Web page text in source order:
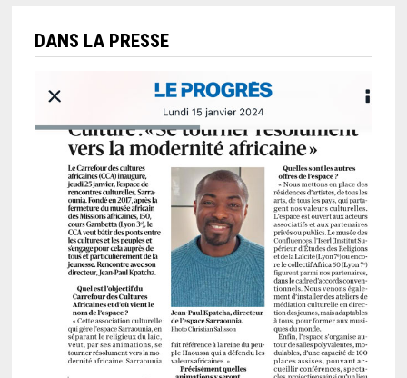
DANS LA PRESSE